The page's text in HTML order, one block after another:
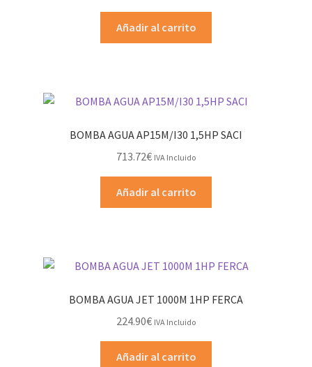
Añadir al carrito
BOMBA AGUA AP15M/I30 1,5HP SACI
713.72€ IVA Incluido
Añadir al carrito
BOMBA AGUA JET 1000M 1HP FERCA
224.90€ IVA Incluido
Añadir al carrito